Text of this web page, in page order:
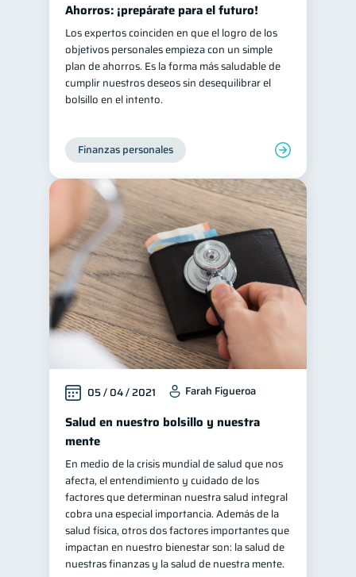
Fraudes 1
Información financiera 1
inversiones 1 ahorro
Doble sueldo 1
información financiera
Ahorros: ¡prepárate para el futuro!
Los expertos coinciden en que el logro de los
objetivos personales empieza con un simple
plan de ahorros. Es la forma más saludable de
cumplir nuestros deseos sin desequilibrar el
bolsillo en el intento.
Finanzas personales
05 / 04 / 2021 Farah Figueroa
Salud en nuestro bolsillo y nuestra
mente
En medio de la crisis mundial de salud que nos
afecta, el entendimiento y cuidado de los
factores que determinan nuestra salud integral
cobra una especial importancia. Además de la
salud física, otros dos factores importantes que
impactan en nuestro bienestar son: la salud de
nuestras finanzas y la salud de nuestra mente.